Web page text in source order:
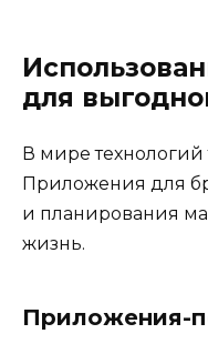
для
В мире
Приложения для
и планирования
жизнь.
Приложения-